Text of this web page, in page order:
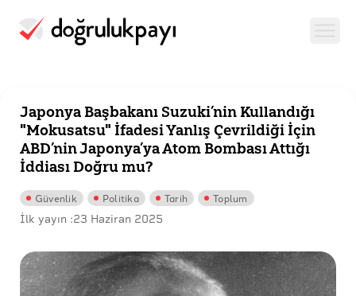
Japonya Başbakanı Suzuki’nin Kullandığı
"Mokusatsu" İfadesi Yanlış Çevrildiği İçin
ABD’nin Japonya’ya Atom Bombası Attığı
İddiası Doğru mu?
Güvenlik Politika Tarih Toplum
İlk yayın :23 Haziran 2025